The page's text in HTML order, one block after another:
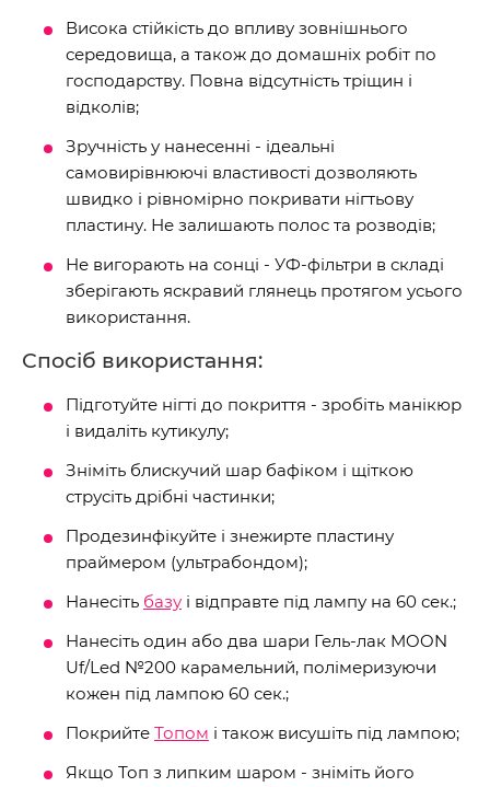
Висока стійкість до впливу зовнішнього
середовища, а також до домашніх робіт по
господарству. Повна відсутність тріщин і
відколів;
Зручність у нанесенні - ідеальні
самовирівнюючі властивості дозволяють
швидко і рівномірно покривати нігтьову
пластину. Не залишають полос та розводів;
Не вигорають на сонці - УФ-фільтри в складі
зберігають яскравий глянець протягом усього
використання.
Спосіб використання:
Підготуйте нігті до покриття - зробіть манікюр
і видаліть кутикулу;
Зніміть блискучий шар бафіком і щіткою
струсіть дрібні частинки;
Продезинфікуйте і знежирте пластину
праймером (ультрабондом);
Нанесіть базу і відправте під лампу на 60 сек.;
Нанесіть один або два шари Гель-лак MOON
Uf/Led №200 карамельний, полімеризуючи
кожен під лампою 60 сек.;
Покрийте Топом і також висушіть під лампою;
Якщо Топ з липким шаром - зніміть його